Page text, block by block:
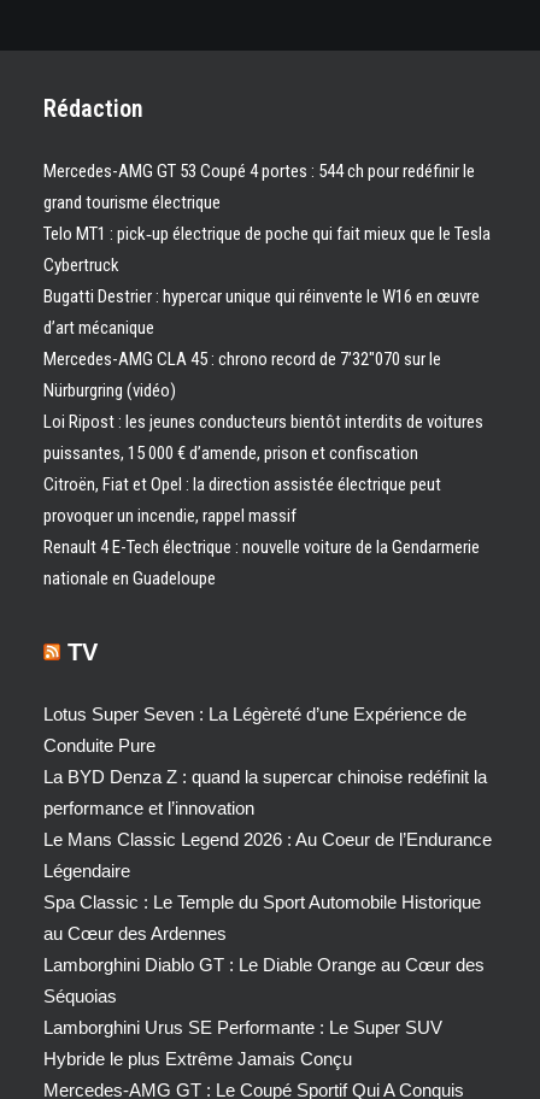
Rédaction
Mercedes-AMG GT 53 Coupé 4 portes : 544 ch pour redéfinir le
grand tourisme électrique
Telo MT1 : pick‑up électrique de poche qui fait mieux que le Tesla
Cybertruck
Bugatti Destrier : hypercar unique qui réinvente le W16 en œuvre
d’art mécanique
Mercedes-AMG CLA 45 : chrono record de 7’32″070 sur le
Nürburgring (vidéo)
Loi Ripost : les jeunes conducteurs bientôt interdits de voitures
puissantes, 15 000 € d’amende, prison et confiscation
Citroën, Fiat et Opel : la direction assistée électrique peut
provoquer un incendie, rappel massif
Renault 4 E-Tech électrique : nouvelle voiture de la Gendarmerie
nationale en Guadeloupe
TV
Lotus Super Seven : La Légèreté d’une Expérience de
Conduite Pure
La BYD Denza Z : quand la supercar chinoise redéfinit la
performance et l’innovation
Le Mans Classic Legend 2026 : Au Coeur de l’Endurance
Légendaire
Spa Classic : Le Temple du Sport Automobile Historique
au Cœur des Ardennes
Lamborghini Diablo GT : Le Diable Orange au Cœur des
Séquoias
Lamborghini Urus SE Performante : Le Super SUV
Hybride le plus Extrême Jamais Conçu
Mercedes-AMG GT : Le Coupé Sportif Qui A Conquis